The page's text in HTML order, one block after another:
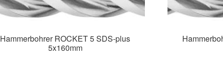
Hammerbohrer ROCKET 5 SDS-plus
5x160mm